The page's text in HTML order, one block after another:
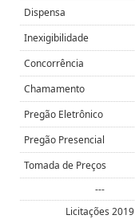
Dispensa
Inexigibilidade
Concorrência
Chamamento
Pregão Eletrônico
Pregão Presencial
Tomada de Preços
---
Licitações 2019